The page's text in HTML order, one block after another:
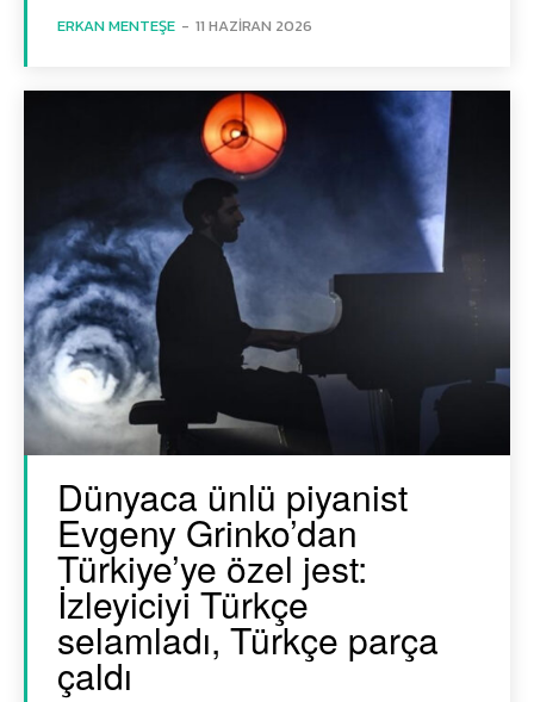
ERKAN MENTEŞE - 11 HAZIRAN 2026
Dünyaca ünlü piyanist
Evgeny Grinko’dan
Türkiye’ye özel jest:
İzleyiciyi Türkçe
selamladı, Türkçe parça
çaldı